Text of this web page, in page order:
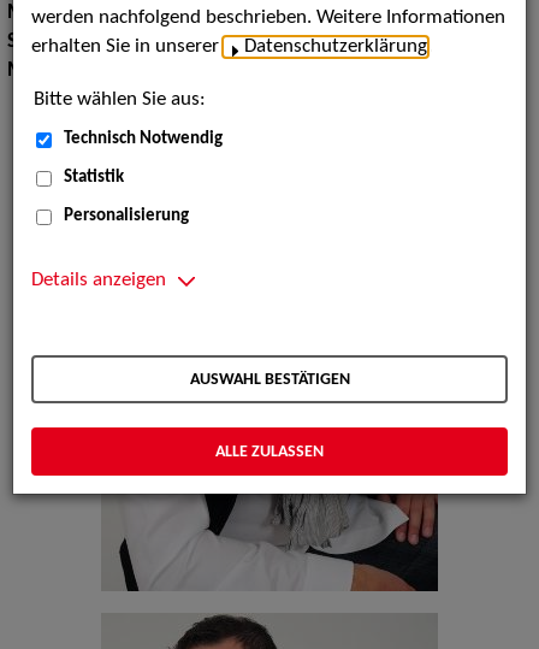
Musik:DJs
Show:Musik Shows
Moderation:
werden nachfolgend beschrieben. Weitere Informationen
erhalten Sie in unserer
Datenschutzerklärung
Bitte wählen Sie aus:
Technisch Notwendig
Statistik
Personalisierung
Details anzeigen
AUSWAHL BESTÄTIGEN
ALLE ZULASSEN